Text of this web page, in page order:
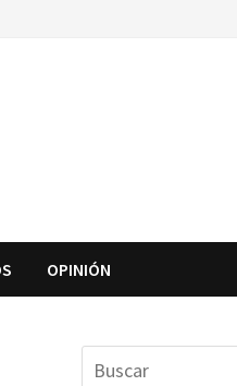
OPINIÓN